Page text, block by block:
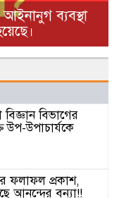
ব্যবস্থা
বিজ্ঞান বিভাগের
উপ-উপাচার্যকে
ফলাফল প্রকাশ,
আনন্দের বন্যা!!